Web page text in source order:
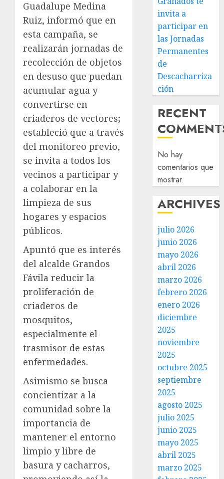
Guadalupe Medina
Ruiz, informó que en
esta campaña, se
realizarán jornadas de
recolección de objetos
en desuso que puedan
acumular agua y
convertirse en
criaderos de vectores;
estableció que a través
del monitoreo previo,
se invita a todos los
vecinos a participar y
a colaborar en la
limpieza de sus
hogares y espacios
públicos.
Apuntó que es interés
del alcalde Grandos
Fávila reducir la
proliferación de
criaderos de
mosquitos,
especialmente el
trasmisor de estas
enfermedades.
Asimismo se busca
concientizar a la
comunidad sobre la
importancia de
mantener el entorno
limpio y libre de
basura y cacharros,
invita a
participar en
las Jornadas
Permanentes
de
Descacharriza
ción
RECENT
No hay
comentarios que
mostrar.
ARCHIVES
julio 2026
junio 2026
mayo 2026
abril 2026
marzo 2026
febrero 2026
enero 2026
diciembre
2025
noviembre
2025
octubre 2025
septiembre
2025
agosto 2025
julio 2025
junio 2025
mayo 2025
abril 2025
marzo 2025